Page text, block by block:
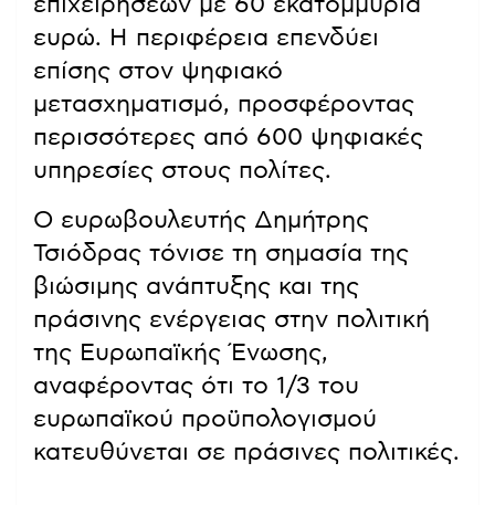
ευρώ. Η περιφέρεια επενδύει
επίσης στον ψηφιακό
μετασχηματισμό, προσφέροντας
περισσότερες από 600 ψηφιακές
υπηρεσίες στους πολίτες.
Ο ευρωβουλευτής Δημήτρης
Τσιόδρας τόνισε τη σημασία της
βιώσιμης ανάπτυξης και της
πράσινης ενέργειας στην πολιτική
της Ευρωπαϊκής Ένωσης,
αναφέροντας ότι το 1/3 του
ευρωπαϊκού προϋπολογισμού
κατευθύνεται σε πράσινες πολιτικές.